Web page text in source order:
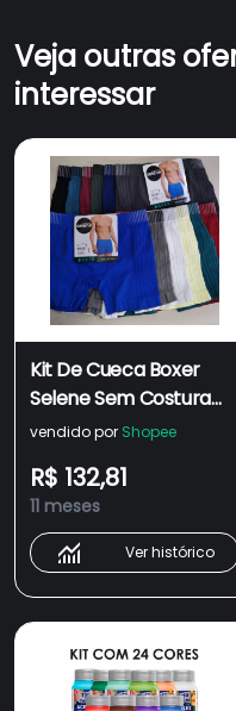
Veja outras
interessar
Kit De Cueca Boxer
Selene Sem Costura
Tamanho Normal E
Alto Pernas Mais
Compridas Várias
Cores Todos
Tamanhos As Cores
Enviar Aleatoriamente
vendido por Shopee
R$ 132,81
11 meses
Ver histórico